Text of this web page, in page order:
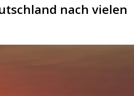
nach vielen